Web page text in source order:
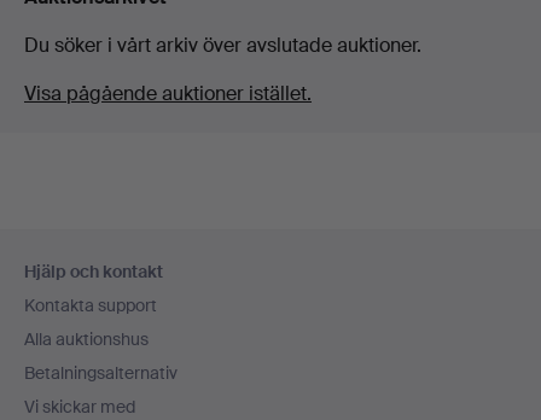
Du söker i vårt arkiv över avslutade auktioner.
Visa pågående auktioner istället.
Hjälp och kontakt
Kontakta support
Alla auktionshus
Betalningsalternativ
Vi skickar med